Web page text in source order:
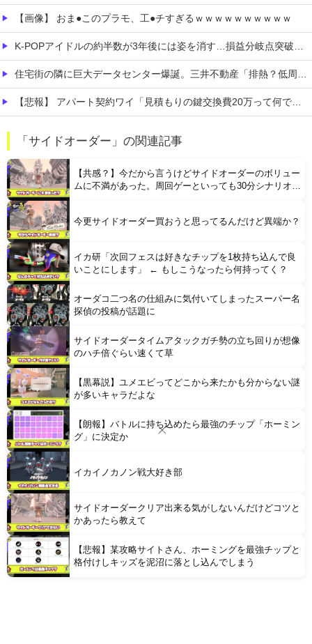
【画像】 おま●このプラモ、工●チすぎるｗｗｗｗｗｗｗｗｗｗ
K-POPアイドルの約半数が3年後には姿を消す…損益分岐点突破は4％未満
住宅街の隣に巨大データセンター爆誕。三井不動産「排熱？低周波音？データはまだ出せません」住民ブチギレ
【悲報】 アパート契約ワイ「見積もりの鍵交換費20万って何ですか？」不動産屋「鍵を新しい物に交換したのです」
【画像】 これ同じ色らしいぞｗｗｗｗｗｗｗｗｗｗ
Powered by livedoor 相互RSS
「サイドオーダー」の関連記事
【共感？】今だから言うけどサイドオーダーのボリュー
ムに不満があった。周回ゲーといっても30分シナリオは
今更サイドオーダー買おうと思ってるんだけど異端か？
イカ研「次回フェスは好きなチップを1枚持ち込んで良
いことにします」 ← もしこうなったら何持ってく？
オーダコ二つ名の仕組みに気付いてしまったスーパー名
探偵の投稿が話題に
サイドオーダータイムアタックガチ勢の立ち回りが想像
のハチ倍ぐらい速くて草
【黒幕説】ユメエビってどこから来たかも分からない謎
が多いキャラだよな
【朗報】バトルに持ち込めたら最強のチップ「ホーミン
グ」に決定か
イカイノカノン戦大好き部
サイドオーダークリア出来る気がしないんだけどコツと
かあったら教えて
【悲報】某攻略サイトさん、ホーミングを最強チップと
格付けしキッズを泥沼に落とし込んでしまう